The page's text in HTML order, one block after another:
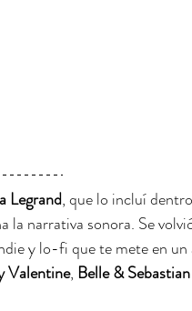
Legrand, que lo incluí
narrativa sonora. Se
y lo-fi que te mete en
Valentine, Belle & Sebastian